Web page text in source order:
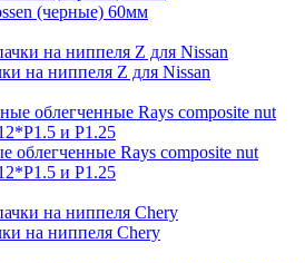
(черные) 60мм
на ниппеля Z для Nissan
облегченные Rays composite nut
и P1.25
на ниппеля Chery